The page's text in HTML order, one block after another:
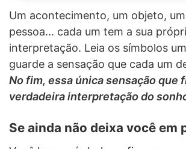
Um acontecimento, um objeto,
pessoa... cada um tem a sua
interpretação. Leia os símbolos
guarde a sensação que cada um
No fim, essa única sensação que
verdadeira interpretação do
Se ainda não deixa você em